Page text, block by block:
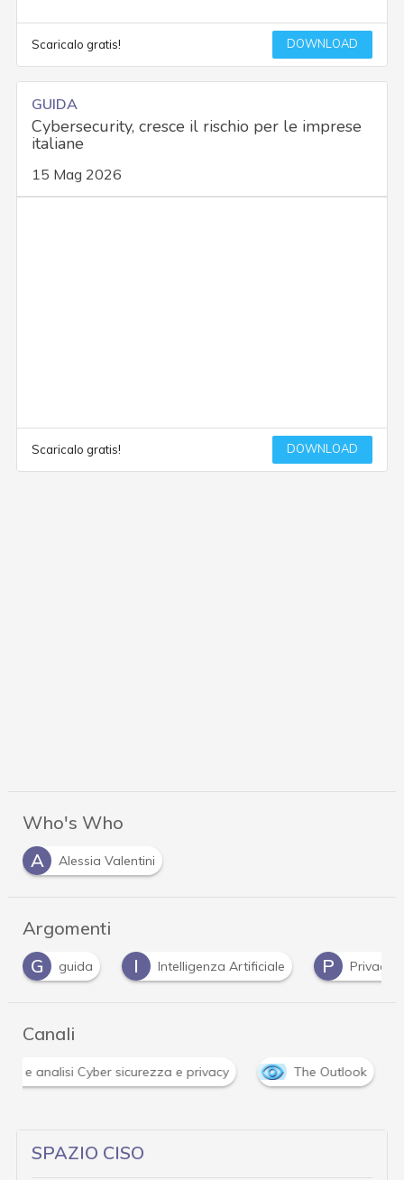
Scaricalo gratis! DOWNLOAD
GUIDA
Cybersecurity, cresce il rischio per le imprese
italiane
15 Mag 2026
Scaricalo gratis! DOWNLOAD
Who's Who
A
Alessia Valentini
Argomenti
G
guida I Intelligenza Artificiale P Privacy
Canali
e analisi Cyber sicurezza e privacy The Outlook
SPAZIO CISO